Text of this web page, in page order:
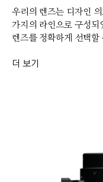
우리의 렌즈는 디자인
가지의 라인으로 구성
렌즈를 정확하게 선택할
더 보기